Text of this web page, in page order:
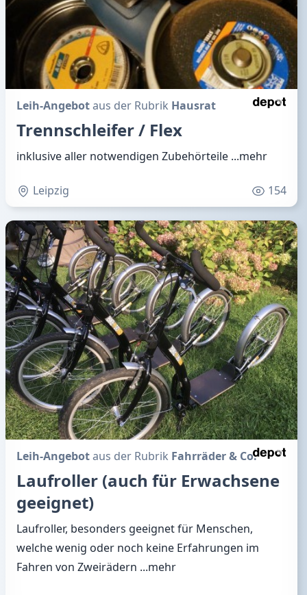
Leih-Angebotaus der Rubrik Hausrat
Trennschleifer / Flex
inklusive aller notwendigen Zubehörteile ...mehr
Leipzig 154
Leih-Angebotaus der Rubrik Fahrräder & Co.
Laufroller (auch für Erwachsene
geeignet)
Laufroller, besonders geeignet für Menschen,
welche wenig oder noch keine Erfahrungen im
Fahren von Zweirädern ...mehr